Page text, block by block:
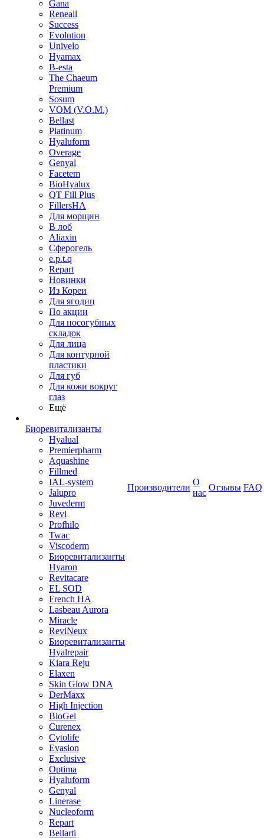
Gana
Reneall
Success
Evolution
Univelo
Hyamax
B-esta
The Chaeum
Premium
Sosum
VOM (V.O.M.)
Bellast
Platinum
Hyaluform
Overage
Genyal
Facetem
BioHyalux
QT Fill Plus
FillersHA
Для морщин
В лоб
Aliaxin
Сферогель
e.p.t.q
Repart
Новинки
Из Кореи
Для ягодиц
По акции
Для носогубных
складок
Для лица
Для контурной
пластики
Для губ
Для кожи вокруг
глаз
Ещё
Биоревитализанты
Hyalual
Premierpharm
Aquashine
Fillmed
IAL-system
Jalupro
Juvederm
Revi
Profhilo
Twac
Viscoderm
Биоревитализанты
Hyaron
Revitacare
EL SOD
French HA
Lasbeau Aurora
Miracle
ReviNeux
Биоревитализанты
Hyalrepair
Kiara Reju
Elaxen
Skin Glow DNA
DerMaxx
High Injection
BioGel
Curenex
Cytolife
Evasion
Exclusive
Optima
Hyaluform
Genyal
Linerase
Nucleoform
Repart
Bellarti
Производители
О
нас
Отзывы FAQ